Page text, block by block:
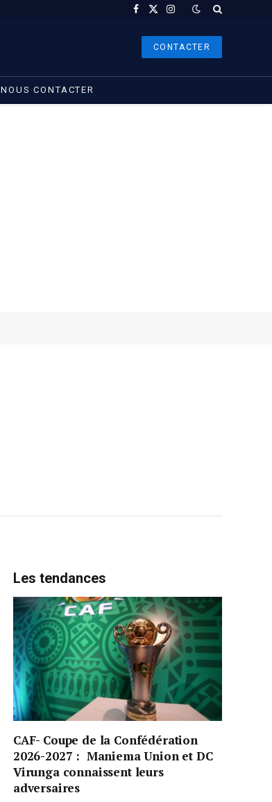
Facebook
X
Instagram
CONTACTER
NOUS CONTACTER
Les tendances
CAF- Coupe de la Confédération
2026-2027 : Maniema Union et DC
Virunga connaissent leurs
adversaires